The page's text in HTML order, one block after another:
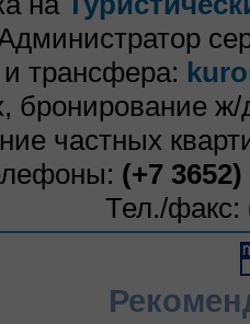
и трансфера:
бронирование
частных
(+7
Тел./факс: